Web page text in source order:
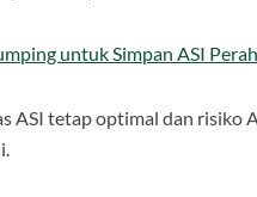
untuk Simpan ASI Perah
ASI tetap optimal dan risiko